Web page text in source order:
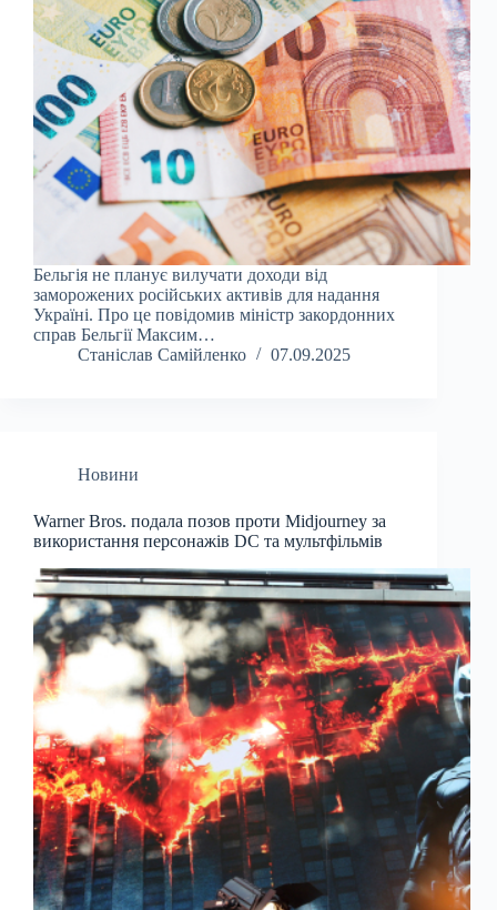
Бельгія не планує вилучати доходи від
заморожених російських активів для надання
Україні. Про це повідомив міністр закордонних
справ Бельгії Максим…
Станіслав Самійленко
07.09.2025
Новини
Warner Bros. подала позов проти Midjourney за
використання персонажів DC та мультфільмів